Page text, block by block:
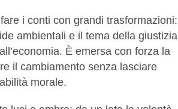
i conti con grandi trasformazioni:
ambientali e il tema della giustizia
È emersa con forza la
il cambiamento senza lasciare
morale.